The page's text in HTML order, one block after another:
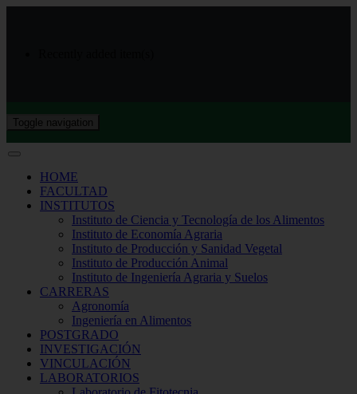
Toggle navigation
HOME
FACULTAD
INSTITUTOS
Instituto de Ciencia y Tecnología de los Alimentos
Instituto de Economía Agraria
Instituto de Producción y Sanidad Vegetal
Instituto de Producción Animal
Instituto de Ingeniería Agraria y Suelos
CARRERAS
Agronomía
Ingeniería en Alimentos
POSTGRADO
INVESTIGACIÓN
VINCULACIÓN
LABORATORIOS